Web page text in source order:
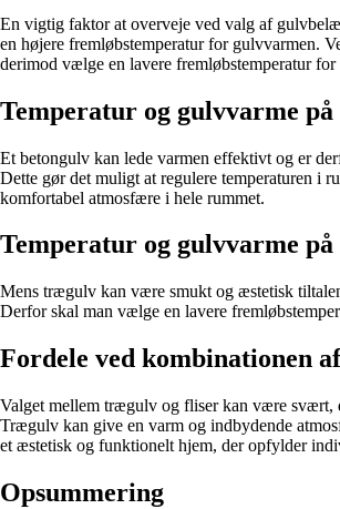
En vigtig faktor at overveje ved valg af
en højere fremløbstemperatur for gulvvarmen.
derimod vælge en lavere fremløbstemperatur for
Temperatur og gulvvarme
Et betongulv kan lede varmen effektivt og er
Dette gør det muligt at regulere temperaturen i
komfortabel atmosfære i hele rummet.
Temperatur og gulvvarme
Mens trægulv kan være smukt og æstetisk
Derfor skal man vælge en lavere
Fordele ved kombinationen
Valget mellem trægulv og fliser kan være svært,
Trægulv kan give en varm og indbydende
et æstetisk og funktionelt hjem, der opfylder
Opsummering